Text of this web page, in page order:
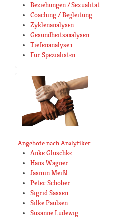
Beziehungen / Sexualität
Coaching / Begleitung
Zyklenanalysen
Gesundheitsanalysen
Tiefenanalysen
Für Spezialisten
Angebote nach Analytiker
Anke Gluschke
Hans Wagner
Jasmin Meißl
Peter Schöber
Sigrid Sassen
Silke Paulsen
Susanne Ludewig